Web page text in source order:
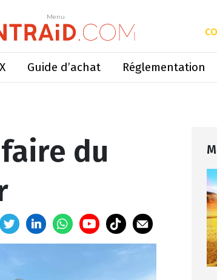
Menu
Guide d’achat Réglementation
Menu
un extincteur
du